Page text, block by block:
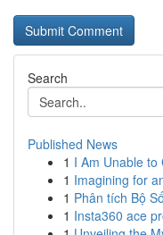
Search
Published News
1 I Am Unable to
1 Imagining for
1 Phân tích Bộ
1 Insta360 ace